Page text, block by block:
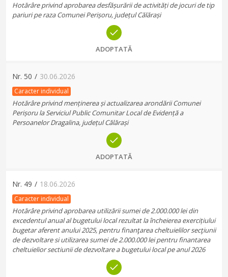
Hotărâre privind aprobarea desfășurării de activități de jocuri de tip
pariuri pe raza Comunei Perișoru, județul Călărași
ADOPTATĂ
Nr. 50 / 30.06.2026
Caracter individual
Hotărâre privind menținerea și actualizarea arondării Comunei
Perișoru la Serviciul Public Comunitar Local de Evidență a
Persoanelor Dragalina, județul Călărași
ADOPTATĂ
Nr. 49 / 18.06.2026
Caracter individual
Hotărâre privind aprobarea utilizării sumei de 2.000.000 lei din
excedentul anual al bugetului local rezultat la încheierea exercițiului
bugetar aferent anului 2025, pentru finanţarea cheltuielilor secţiunii
de dezvoltare si utilizarea sumei de 2.000.000 lei pentru finantarea
cheltuielior sectiunii de dezvoltare a bugetului local pe anul 2026